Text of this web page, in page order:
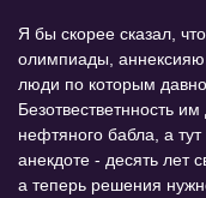
Я бы скорее сказал,
олимпиады,
люди по которым
Безотвестветнность
нефтяного бабла, а
анекдоте - десять лет
а теперь решения